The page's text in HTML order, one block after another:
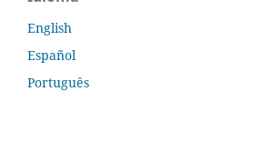
English
Español
Português